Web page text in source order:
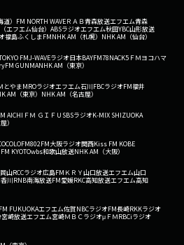
） FM NORTH WAVEＲＡＢ青森放送エフエム青森
エフエム仙台） ABSラジオエフエム秋田YBC山形放送
福島ふくしまFMNHK AM（札幌） NHK AM（仙台）
FMJ-WAVEラジオ日本BAYFM78NACK5 ＦＭヨコハマ
FM GUNMANHK AM（東京）
とやまMROラジオエフエム石川FBCラジオFM福井
AM（東京） NHK AM（名古屋）
AICHI ＦＭ ＧＩＦＵ SBSラジオK-MIX SHIZUOKA
）
FM802FM大阪ラジオ関西Kiss FM KOBE
KYOTOwbs和歌山放送NHK AM（大阪）
山RCCラジオ広島FM ＫＲＹ山口放送エフエム山口
川RNB南海放送FM愛媛RKC高知放送エフエム高知
FM FUKUOKAエフエム佐賀NBCラジオFM長崎RKKラジオ
宮崎放送エフエム宮崎ＭＢＣラジオμＦＭRBCiラジオ